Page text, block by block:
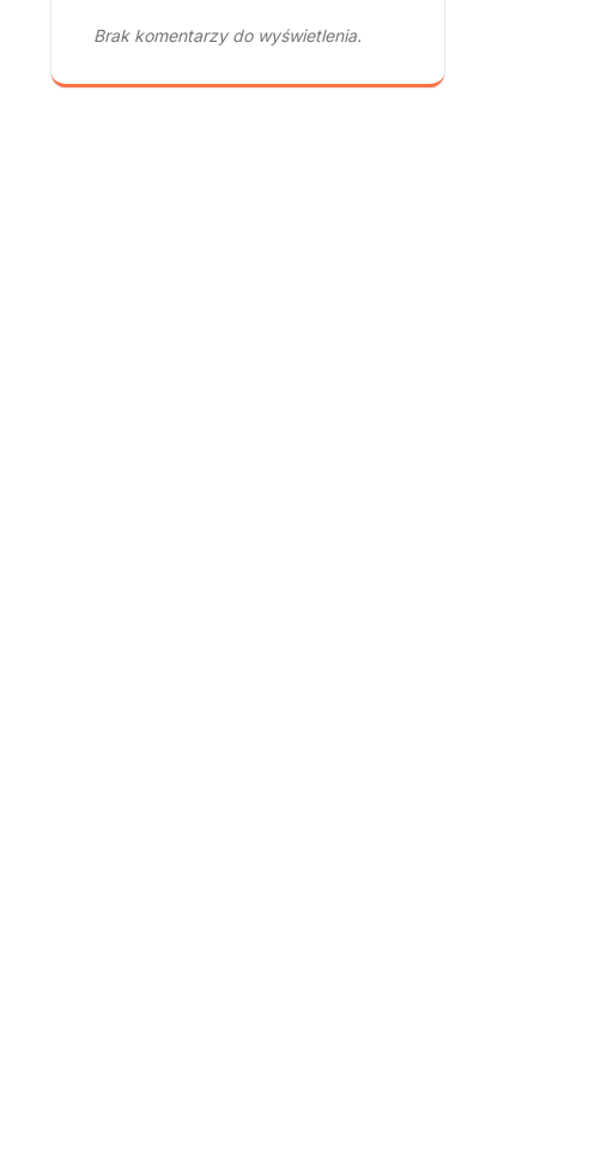
Brak komentarzy do wyświetlenia.